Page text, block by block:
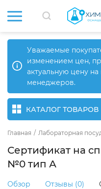
Уважаемые
изменением цен,
актуальную цену
менеджеров.
КАТАЛОГ ТОВАРОВ
Главная / Лабораторная
Сертификат на
№0 тип А
Обзор Отзывы (0)